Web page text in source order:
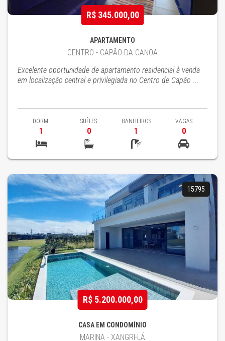
R$ 345.000,00
APARTAMENTO
CENTRO - CAPÃO DA CANOA
Excelente oportunidade de apartamento residencial à venda
em localização central e privilegiada no Centro de Capão ...
DORM.
1
SUÍTES
0
BANHEIROS
1
VAGAS
0
15795
R$ 5.200.000,00
CASA EM CONDOMÍNIO
MARINA - XANGRI-LÁ